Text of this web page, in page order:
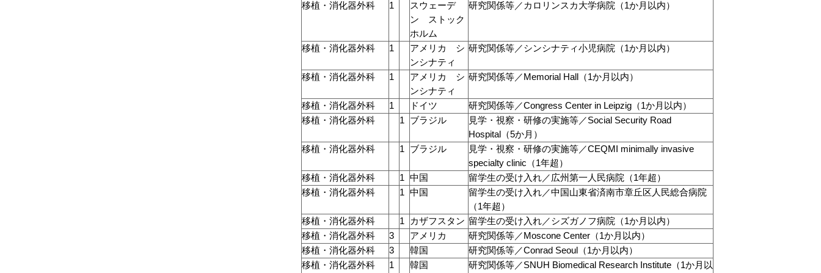
移植・消化器外科 1
スウェーデ
ン ストック
ホルム
研究関係等／カロリンスカ大学病院（1か月以内）
移植・消化器外科 1
アメリカ シ
ンシナティ
研究関係等／シンシナティ小児病院（1か月以内）
移植・消化器外科 1
アメリカ シ
ンシナティ
研究関係等／Memorial Hall（1か月以内）
移植・消化器外科 1 ドイツ
研究関係等／Congress Center in Leipzig（1か月以内）
移植・消化器外科
1 ブラジル
見学・視察・研修の実施等／Social Security Road
Hospital（5か月）
移植・消化器外科
1 ブラジル
見学・視察・研修の実施等／CEQMI minimally invasive
specialty clinic（1年超）
移植・消化器外科
1 中国
留学生の受け入れ／広州第一人民病院（1年超）
移植・消化器外科
1 中国
留学生の受け入れ／中国山東省済南市章丘区人民総合病院
（1年超）
移植・消化器外科
1 カザフスタン 留学生の受け入れ／シズガノフ病院（1か月以内）
移植・消化器外科
3 アメリカ
研究関係等／Moscone Center（1か月以内）
移植・消化器外科
3 韓国
研究関係等／Conrad Seoul（1か月以内）
移植・消化器外科
1 韓国
研究関係等／SNUH Biomedical Research Institute（1か月以